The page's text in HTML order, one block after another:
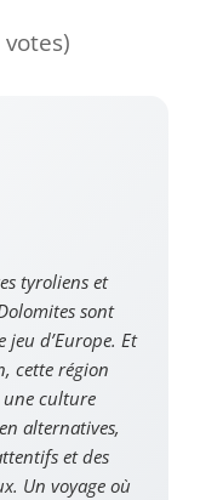
tyroliens et
sont
jeu d’Europe. Et
cette région
une culture
alternatives,
et des
Un voyage où